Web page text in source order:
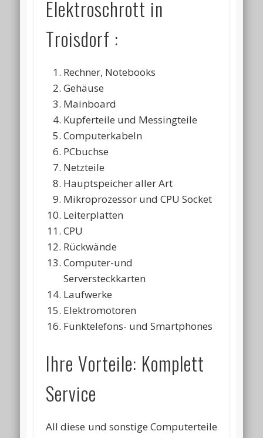
Elektroschrott in
Troisdorf :
Rechner, Notebooks
Gehäuse
Mainboard
Kupferteile und Messingteile
Computerkabeln
PCbuchse
Netzteile
Hauptspeicher aller Art
Mikroprozessor und CPU Socket
Leiterplatten
CPU
Rückwände
Computer-und
Serversteckkarten
Laufwerke
Elektromotoren
Funktelefons- und Smartphones
Ihre Vorteile: Komplett
Service
All diese und sonstige Computerteile